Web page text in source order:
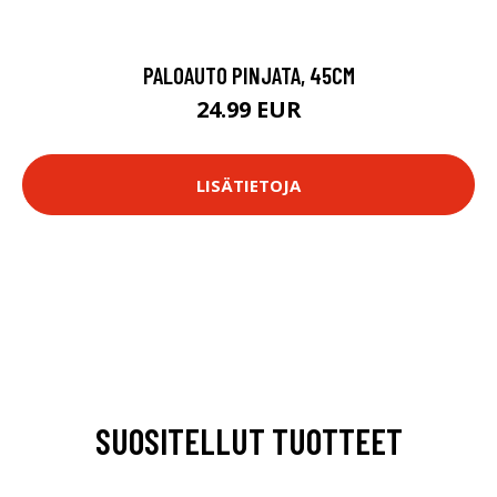
PALOAUTO PINJATA, 45CM
24.99 EUR
LISÄTIETOJA
SUOSITELLUT TUOTTEET